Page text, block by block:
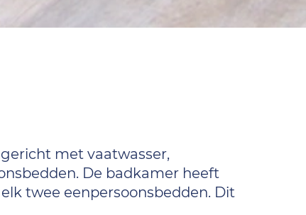
met vaatwasser,
De badkamer heeft
twee eenpersoonsbedden. Dit